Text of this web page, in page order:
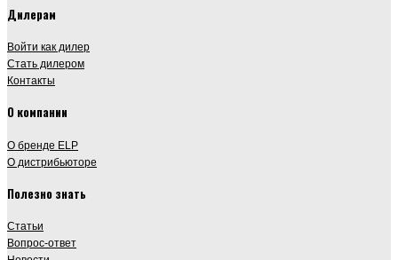
Дилерам
Войти как дилер
Стать дилером
Контакты
О компании
О бренде ELP
О дистрибьюторе
Полезно знать
Статьи
Вопрос-ответ